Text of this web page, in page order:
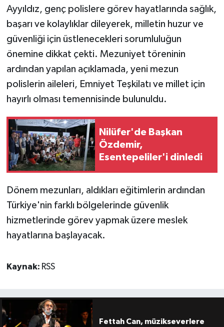
Ayyıldız, genç polislere görev hayatlarında sağlık,
başarı ve kolaylıklar dileyerek, milletin huzur ve
güvenliği için üstlenecekleri sorumluluğun
önemine dikkat çekti. Mezuniyet töreninin
ardından yapılan açıklamada, yeni mezun
polislerin aileleri, Emniyet Teşkilatı ve millet için
hayırlı olması temennisinde bulunuldu.
Nilüfer'de Başkan
Özdemir,
Esentepeliler'i dinledi
Dönem mezunları, aldıkları eğitimlerin ardından
Türkiye'nin farklı bölgelerinde güvenlik
hizmetlerinde görev yapmak üzere meslek
hayatlarına başlayacak.
Kaynak: RSS
Fettah Can, müzikseverlere